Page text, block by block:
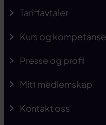
Tariffavtaler
Kurs og kompetanse
Presse og profil
Mitt medlemskap
Kontakt oss